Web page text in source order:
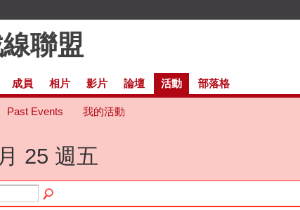
成員 相片 影片 論壇 活動 部落格
Past Events 我的活動
25 週五